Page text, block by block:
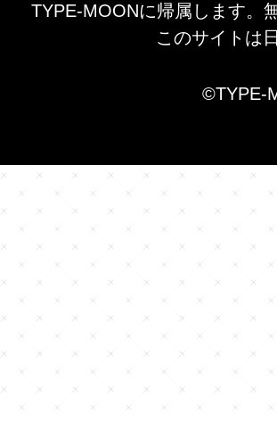
TYPE-MOONに帰属します。
このサイトは
©TYPE-